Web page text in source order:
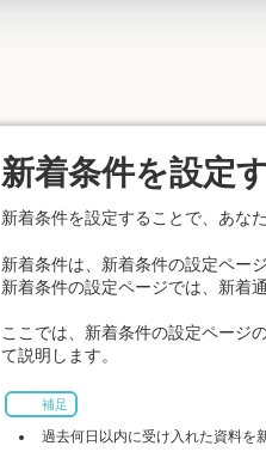
新着条件を設定
新着条件を設定することで、あな
新着条件は、新着条件の設定ペー
新着条件の設定ページでは、新着
ここでは、新着条件の設定ページ
て説明します。
補足
過去何日以内に受け入れた資料を